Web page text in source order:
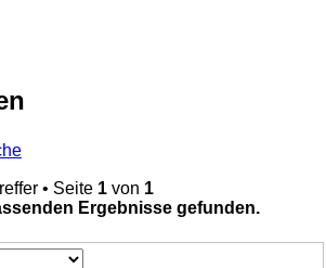
• Seite 1 von 1
Ergebnisse gefunden.